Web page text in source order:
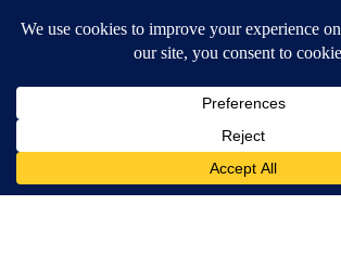
DOWNLOAD OUR APPS
Available for iOS and Android